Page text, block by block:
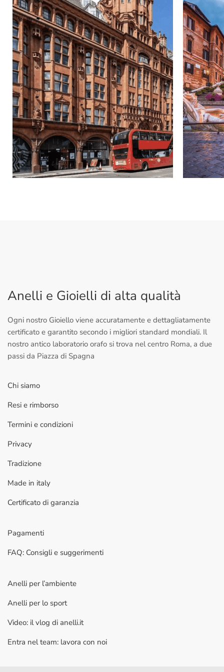
Anelli e Gioielli di alta qualità
Ogni nostro Gioiello viene accuratamente e dettagliatamente
certificato e garantito secondo i migliori standard mondiali. Il
nostro antico laboratorio orafo si trova nel centro Roma, a due
passi da Piazza di Spagna
Chi siamo
Resi e rimborso
Termini e condizioni
Privacy
Tradizione
Made in italy
Certificato di garanzia
Pagamenti
FAQ: Consigli e suggerimenti
Anelli per l’ambiente
Anelli per lo sport
Video: il vlog di anelli.it
Entra nel team: lavora con noi